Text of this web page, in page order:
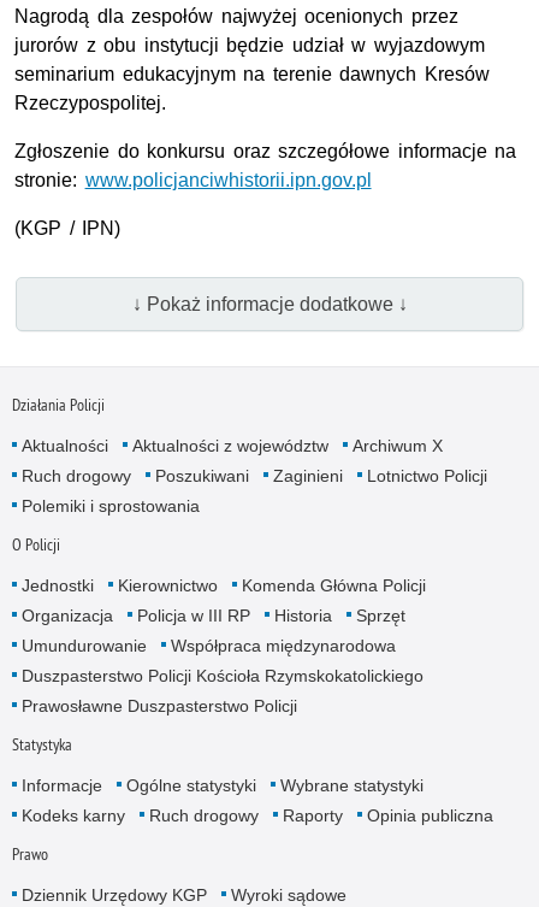
Nagrodą dla zespołów najwyżej ocenionych przez
jurorów z obu instytucji będzie udział w wyjazdowym
seminarium edukacyjnym na terenie dawnych Kresów
Rzeczypospolitej.
Zgłoszenie do konkursu oraz szczegółowe informacje na
stronie: www.policjanciwhistorii.ipn.gov.pl
(KGP / IPN)
↓ Pokaż informacje dodatkowe ↓
Działania Policji
Aktualności Aktualności z województw
Archiwum X
Ruch drogowy
Poszukiwani Zaginieni
Lotnictwo Policji
Polemiki i sprostowania
O Policji
Jednostki Kierownictwo
Komenda Główna Policji
Organizacja
Policja w III RP Historia
Sprzęt
Umundurowanie
Współpraca międzynarodowa
Duszpasterstwo Policji Kościoła Rzymskokatolickiego
Prawosławne Duszpasterstwo Policji
Statystyka
Informacje Ogólne statystyki
Wybrane statystyki
Kodeks karny
Ruch drogowy Raporty Opinia publiczna
Prawo
Dziennik Urzędowy KGP Wyroki sądowe